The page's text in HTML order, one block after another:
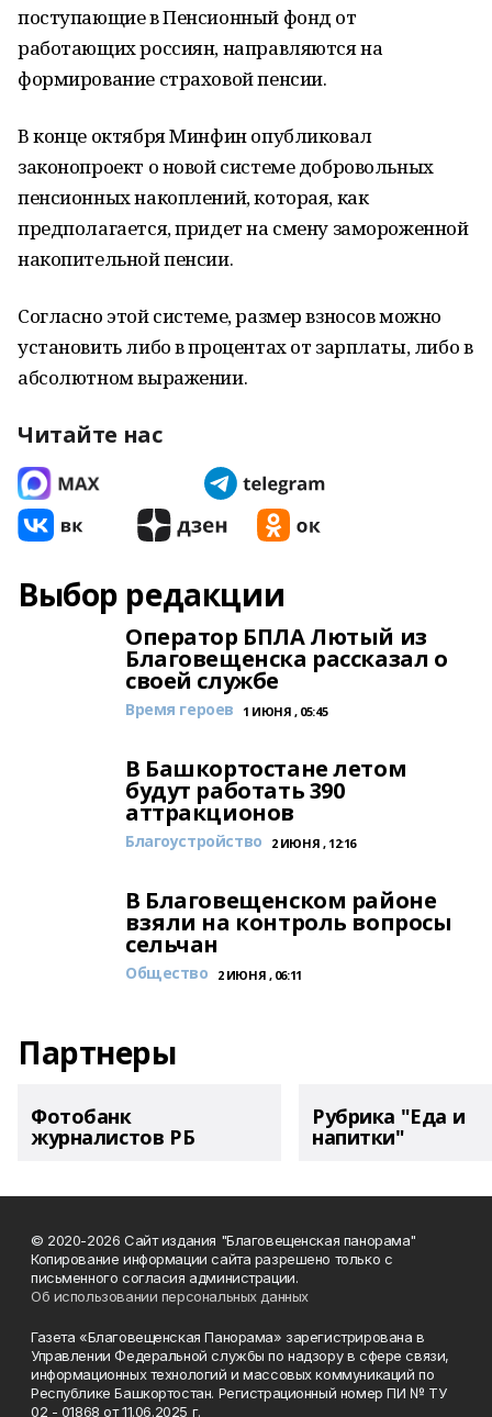
поступающие в Пенсионный фонд от
работающих россиян, направляются на
формирование страховой пенсии.
В конце октября Минфин опубликовал
законопроект о новой системе добровольных
пенсионных накоплений, которая, как
предполагается, придет на смену замороженной
накопительной пенсии.
Согласно этой системе, размер взносов можно
установить либо в процентах от зарплаты, либо в
абсолютном выражении.
Читайте нас
Выбор редакции
Оператор БПЛА Лютый из
Благовещенска рассказал о
своей службе
Время героев 1 ИЮНЯ , 05:45
В Башкортостане летом
будут работать 390
аттракционов
Благоустройство 2 ИЮНЯ , 12:16
В Благовещенском районе
взяли на контроль вопросы
сельчан
Общество 2 ИЮНЯ , 06:11
Партнеры
Фотобанк
журналистов РБ
Рубрика "Еда и
напитки"
© 2020-2026 Сайт издания "Благовещенская панорама"
Копирование информации сайта разрешено только с
письменного согласия администрации.
Об использовании персональных данных
Газета «Благовещенская Панорама» зарегистрирована в
Управлении Федеральной службы по надзору в сфере связи,
информационных технологий и массовых коммуникаций по
Республике Башкортостан. Регистрационный номер ПИ № ТУ
02 - 01868 от 11.06.2025 г.